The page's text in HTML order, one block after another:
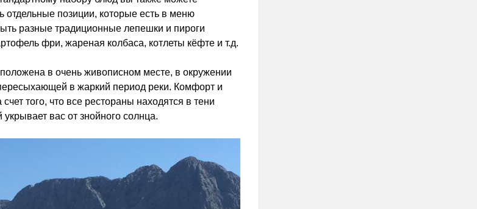
отдельные позиции, которые есть в меню
разные традиционные лепешки и пироги
фри, жареная колбаса, котлеты кёфте и т.д.
в очень живописном месте, в окружении
в жаркий период реки. Комфорт и
того, что все рестораны находятся в тени
вас от знойного солнца.